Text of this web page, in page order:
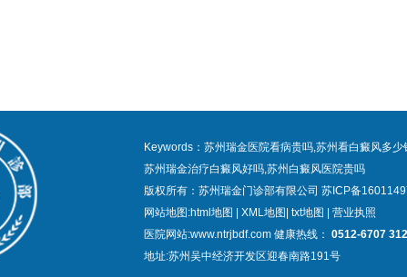
Keywords：苏州瑞金医院看病贵吗,苏州看白癜风多少
苏州瑞金治疗白癜风好吗,苏州白癜风医院贵吗
版权所有：苏州瑞金门诊部有限公司 苏ICP备
网站地图:html地图 XML地图 txt地图
营业执照
医院网站:www.ntrjbdf.com 健康热线： 0512-6707
地址:苏州吴中经济开发区迎春南路191号